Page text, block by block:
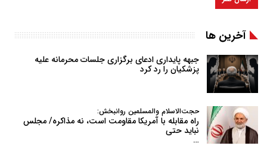
آخرین ها
جبهه پایداری ادعای برگزاری جلسات محرمانه علیه
پزشکیان را رد کرد
حجت‌الاسلام والمسلمین روانبخش:
راه مقابله با آمریکا مقاومت است، نه مذاکره/ مجلس
نباید حتی
…